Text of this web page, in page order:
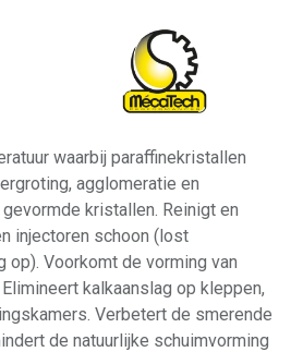
waarbij paraffinekristallen
agglomeratie en
kristallen. Reinigt en
injectoren schoon (lost
op). Voorkomt de vorming van
kalkaanslag op kleppen,
Verbetert de smerende
de natuurlijke schuimvorming